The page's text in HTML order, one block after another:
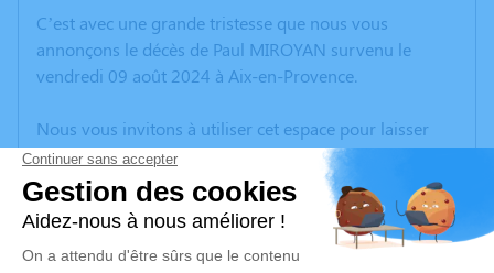
C’est avec une grande tristesse que nous vous
annonçons le décès de Paul MIROYAN survenu le
vendredi 09 août 2024 à Aix-en-Provence.
Nous vous invitons à utiliser cet espace pour laisser
vos condoléances, partager des photos souvenirs, une
anecdote ou exprimer vos pensées à travers des
poèmes ou des textes. Cet endroit est un lieu
d'expression dédié à honorer la mémoire de Paul
MIROYAN.